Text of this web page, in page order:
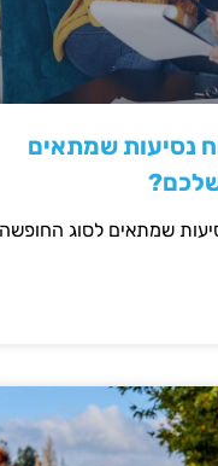
נסיעות שמתאים
שמתאים לסוג החופשה